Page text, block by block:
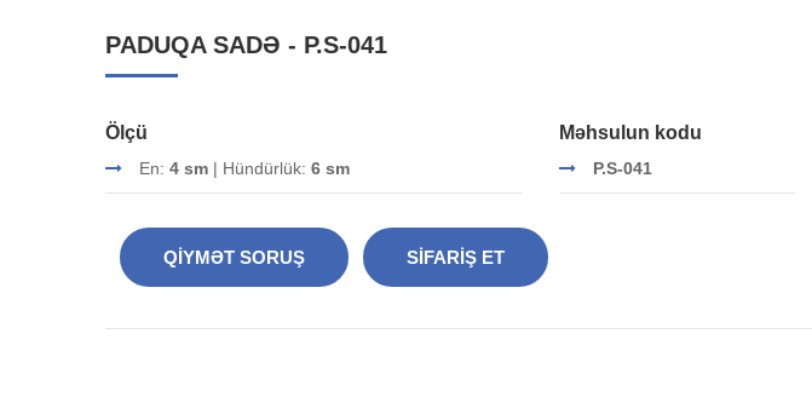
PADUQA SADƏ - P.S-041
Ölçü
En: 4 sm | Hündürlük: 6 sm
Məhsulun kodu
P.S-041
QIYMƏT SORUŞ SIFARIŞ ET